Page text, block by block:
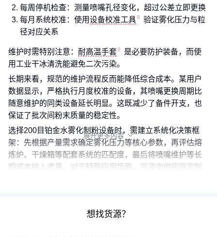
每周停机检查：测量喷嘴孔径变化，超过公差立即更换
每月系统校准：使用设备校准工具
验证雾化压力与粒
径对应关系
维护时需特别注意： 耐高温手套
是必要防护装备，而使
用工业干冰清洗能避免二次污染。
长期来看，规范的维护流程反而能降低综合成本。某用户
数据显示，严格执行月度校准的设备，其喷嘴更换周期比
随意维护的同类设备延长明显。这既减少了备件开支，也
保证了批次间粉末质量的稳定性。
选择200目铂金水雾化制粉设备时，需建立系统化决策框
架：先根据产量需求确定雾化压力等核心参数，再评估熔
炼炉、干燥箱等配套系统的匹配度，最后将喷嘴维护等长
期成本纳入考量。对于特殊应用场景，可咨询供应商定制
展开更多内容 
想找货源？